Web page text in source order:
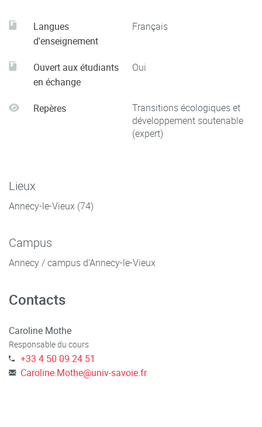
Langues
d'enseignement
Français
Ouvert aux étudiants
en échange
Oui
Repères
Transitions écologiques et
développement soutenable
(expert)
Lieux
Annecy-le-Vieux (74)
Campus
Annecy / campus d'Annecy-le-Vieux
Contacts
Caroline Mothe
Responsable du cours
+33 4 50 09 24 51
Caroline.Mothe@univ-savoie.fr